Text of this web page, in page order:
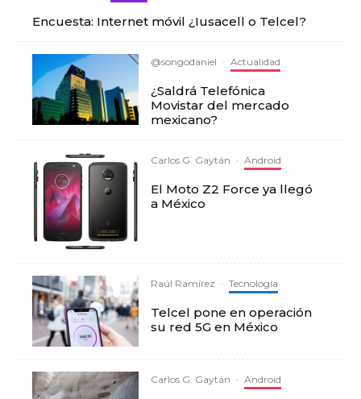
Encuesta: Internet móvil ¿Iusacell o Telcel?
@songodaniel · Actualidad
¿Saldrá Telefónica
Movistar del mercado
mexicano?
Carlos G. Gaytán · Android
El Moto Z2 Force ya llegó
a México
Raúl Ramírez · Tecnología
Telcel pone en operación
su red 5G en México
Carlos G. Gaytán · Android